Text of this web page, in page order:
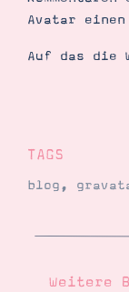
Avatar einen
Auf das die
TAGS
blog,
Weitere